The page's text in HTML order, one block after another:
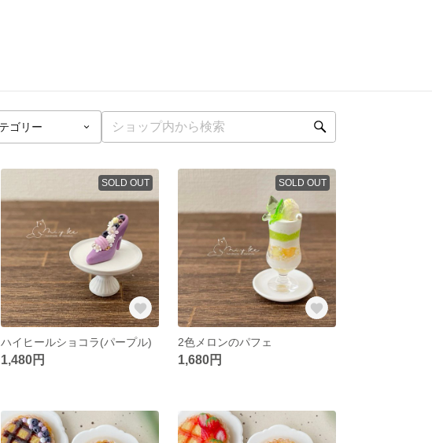
SOLD OUT
ハイヒールショコラ(パープル)
1,480円
SOLD OUT
2色メロンのパフェ
1,680円